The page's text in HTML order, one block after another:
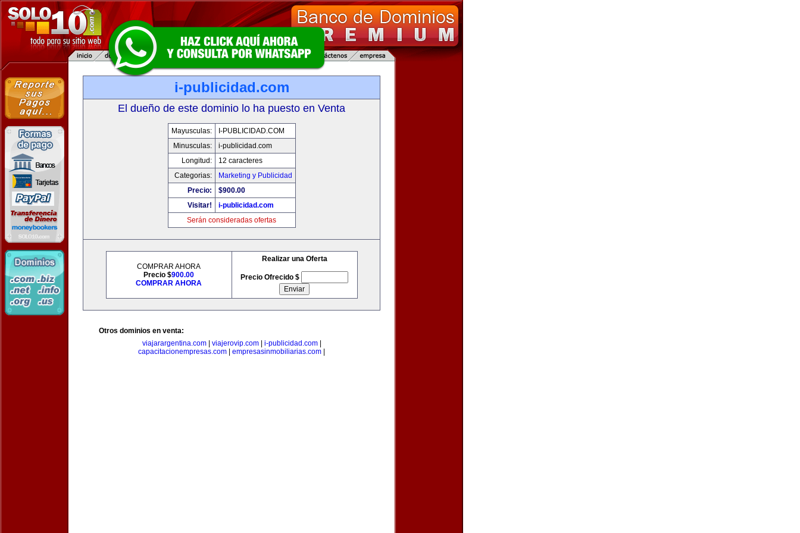
i-publicidad.com
El dueño de este dominio lo ha puesto en Venta
Mayusculas:
I-PUBLICIDAD.COM
Minusculas:
i-publicidad.com
Longitud:
12 caracteres
Categorias:
Marketing y Publicidad
Precio:
$900.00
Visitar!
i-publicidad.com
Serán consideradas ofertas
COMPRAR AHORA
Precio $900.00
COMPRAR AHORA
Realizar una Oferta
Precio Ofrecido $
Otros dominios en venta:
viajarargentina.com| viajerovip.com| i-publicidad.com|
capacitacionempresas.com
empresasinmobiliarias.com